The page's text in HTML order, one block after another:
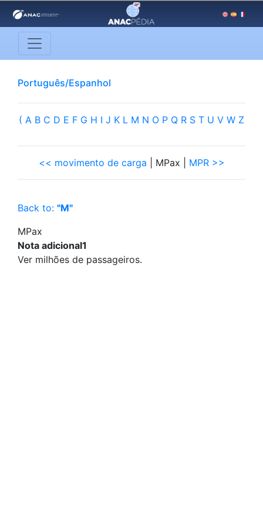
Português/Espanhol
( A B C D E F G H I J K L M N O P Q R S T U V W Z
<< movimento de carga | MPax | MPR >>
Back to: "M"
MPax
Nota adicional1
Ver milhões de passageiros.